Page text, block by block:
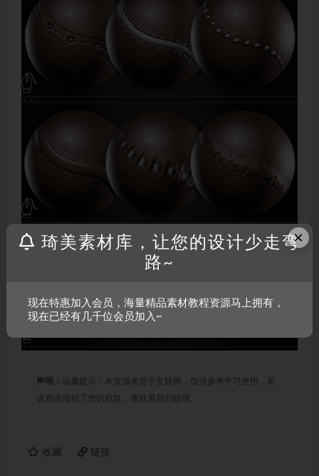
声明： 温馨提示：本资源来源于互联网，仅供参考学习使用，若
该资源侵犯了您的权益，请联系我们处理。
收藏 链接
×
琦美素材库，让您的设计少走弯
路~
现在特惠加入会员，海量精品素材教程资源马上拥有，
现在已经有几千位会员加入~